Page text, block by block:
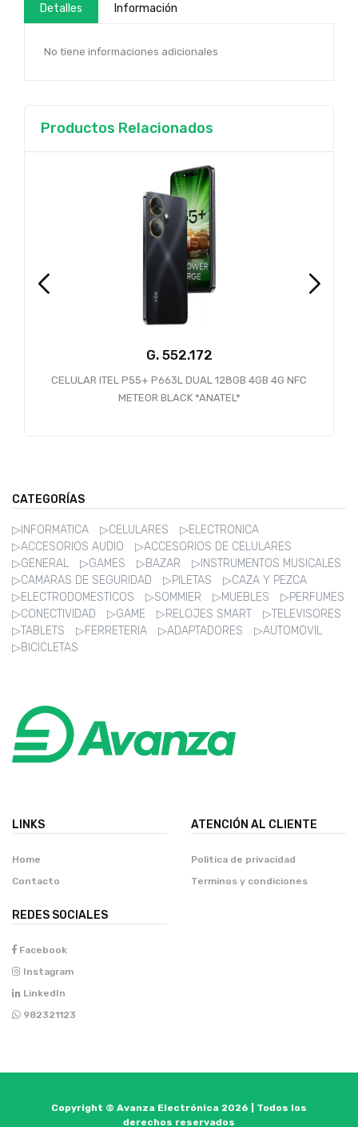
Detalles Información
No tiene informaciones adicionales
Productos Relacionados
G.
CELULAR ITEL P55+ P663L DUAL 128GB 4GB 4G NFC
METEOR BLACK *ANATEL*
CATEGORÍAS
▷INFORMATICA ▷CELULARES
▷ELECTRONICA
▷ACCESORIOS AUDIO
▷ACCESORIOS DE CELULARES
▷GENERAL
▷GAMES ▷BAZAR
▷INSTRUMENTOS MUSICALES
▷CAMARAS DE SEGURIDAD
▷PILETAS
▷CAZA Y PEZCA
▷ELECTRODOMESTICOS
▷SOMMIER ▷MUEBLES
▷PERFUMES
▷CONECTIVIDAD
▷GAME ▷RELOJES SMART
▷TELEVISORES
▷TABLETS
▷FERRETERIA ▷ADAPTADORES
▷AUTOMOVIL
▷BICICLETAS
LINKS
Home
Contacto
ATENCIÓN AL CLIENTE
Politica de privacidad
Terminos y condiciones
REDES SOCIALES
Facebook
Instagram
LinkedIn
982321123
Copyright © Avanza Electrónica 2026 | Todos los
derechos reservados